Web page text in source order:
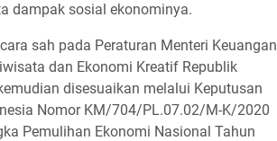
dampak sosial ekonominya.
sah pada Peraturan Menteri Keuangan
dan Ekonomi Kreatif Republik
disesuaikan melalui Keputusan
Nomor KM/704/PL.07.02/M-K/2020
Pemulihan Ekonomi Nasional Tahun